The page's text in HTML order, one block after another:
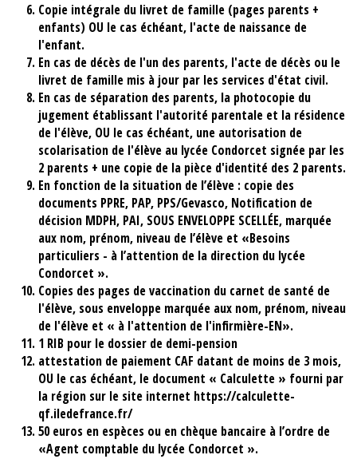
Copie intégrale du livret de famille (pages parents +
enfants) OU le cas échéant, l'acte de naissance de
l'enfant.
En cas de décès de l'un des parents, l'acte de décès ou le
livret de famille mis à jour par les services d'état civil.
En cas de séparation des parents, la photocopie du
jugement établissant l'autorité parentale et la résidence
de l'élève, OU le cas échéant, une autorisation de
scolarisation de l'élève au lycée Condorcet signée par les
2 parents + une copie de la pièce d'identité des 2 parents.
En fonction de la situation de l’élève : copie des
documents PPRE, PAP, PPS/Gevasco, Notification de
décision MDPH, PAI, SOUS ENVELOPPE SCELLÉE, marquée
aux nom, prénom, niveau de l’élève et «Besoins
particuliers - à l’attention de la direction du lycée
Condorcet ».
Copies des pages de vaccination du carnet de santé de
l'élève, sous enveloppe marquée aux nom, prénom, niveau
de l'élève et « à l'attention de l'infirmière-EN».
1 RIB pour le dossier de demi-pension
attestation de paiement CAF datant de moins de 3 mois,
OU le cas échéant, le document « Calculette » fourni par
la région sur le site internet https://calculette-
qf.iledefrance.fr/
50 euros en espèces ou en chèque bancaire à l’ordre de
«Agent comptable du lycée Condorcet ».